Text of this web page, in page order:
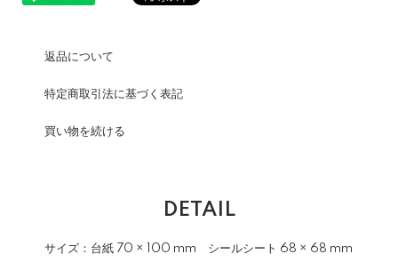
返品について
特定商取引法に基づく表記
買い物を続ける
DETAIL
サイズ：台紙 70 × 100 mm シールシート 68 × 68 mm